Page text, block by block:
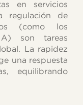
en servicios
regulación de
(como los
son tareas
La rapidez
una respuesta
equilibrando